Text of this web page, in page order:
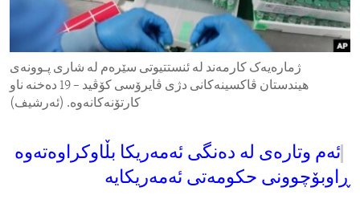
ENVIRONMENT AND HEALTH
IDEALS AND INSTITUTIONS
ژمارەیەک کارمەند لە ئنستتیوتی سێرەم لە شاری پـوونەی
هیندستان ڤاکسینەکانی دژی ڤایرۆسی کۆڤید – 19 دەخنە ناو
کارتۆنەکانەوە. (ئەرشیف)
ئەم وتارەی لە دەنگی ئەمەریکا بڵاوکراوەتەوە
ڕاوبۆچوونی حکومەتی ئەمەریکایە